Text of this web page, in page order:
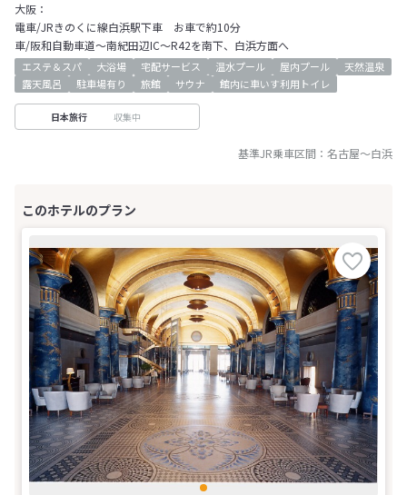
大阪：
電車/JRきのくに線白浜駅下車 お車で約10分
車/阪和自動車道～南紀田辺IC～R42を南下、白浜方面へ
エステ＆スパ 大浴場 宅配サービス 温水プール 屋内プール
天然温泉
露天風呂
駐車場有り 旅館 サウナ 館内に車いす利用トイレ
日本旅行 収集中
基準JR乗車区間： 名古屋～白浜